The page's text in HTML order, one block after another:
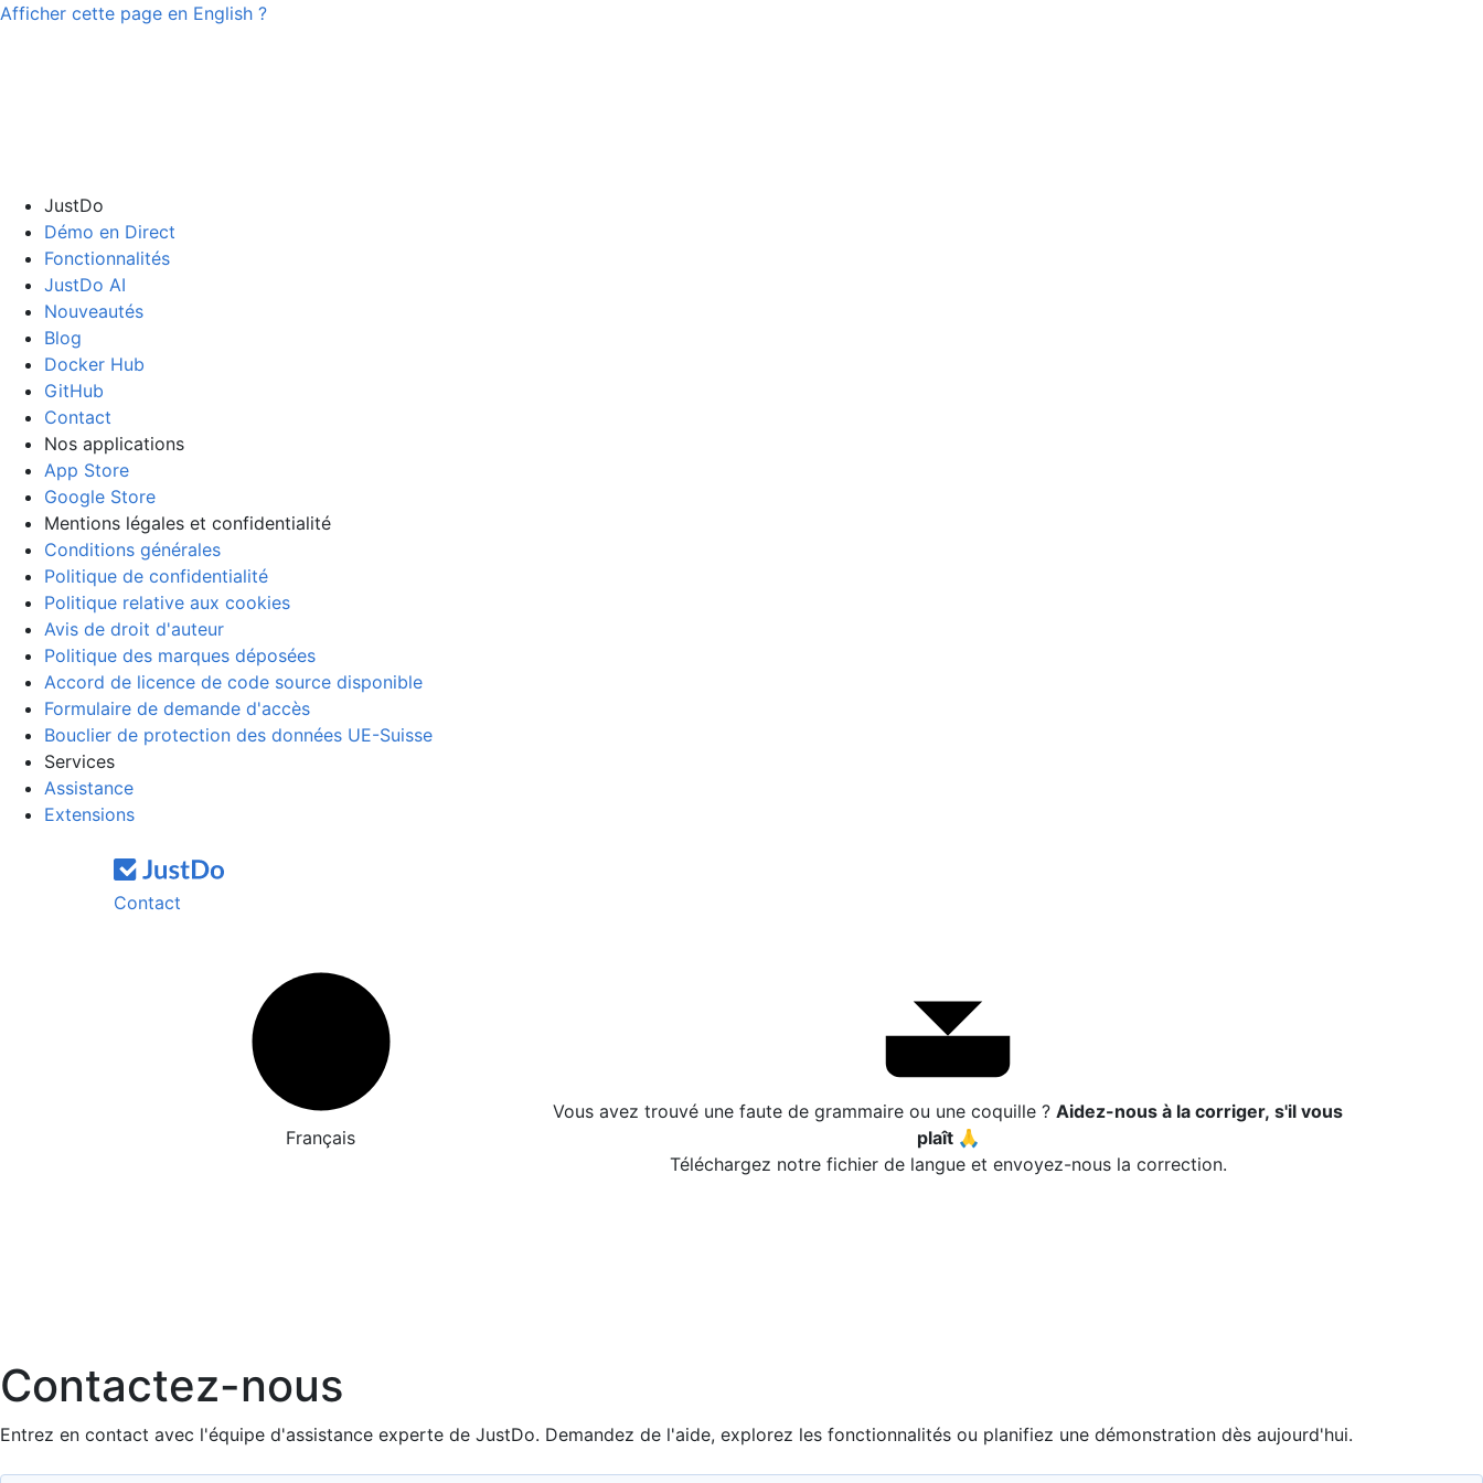
Afficher cette page en English ?
JustDo
Démo en Direct
Fonctionnalités
JustDo AI
Nouveautés
Blog
Docker Hub
GitHub
Contact
Nos applications
App Store
Google Store
Mentions légales et confidentialité
Conditions générales
Politique de confidentialité
Politique relative aux cookies
Avis de droit d'auteur
Politique des marques déposées
Accord de licence de code source disponible
Formulaire de demande d'accès
Bouclier de protection des données UE-Suisse
Services
Assistance
Extensions
Contact
Français
Vous avez trouvé une faute de grammaire ou une coquille ?Aidez-nous à la corriger, s'il vous
plaît 🙏
Téléchargez notre fichier de langue et envoyez-nous la correction.
Contactez-nous
Entrez en contact avec l'équipe d'assistance experte de JustDo. Demandez de l'aide, explorez les fonctionnalités ou planifiez une démonstration dès aujourd'hui.